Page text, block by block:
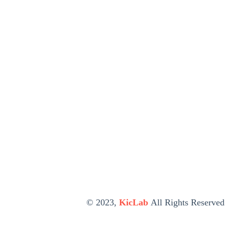
© 2023, KicLab All Rights